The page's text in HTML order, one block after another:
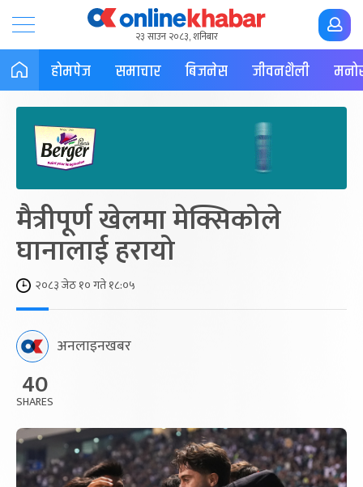
२३ साउन २०८३, शनिबार
होमपेज समाचार बिजनेस जीवनशैली
मैत्रीपूर्ण खेलमा मेक्सिकोले
घानालाई हरायो
२०८३ जेठ १० गते १८:०५
अनलाइनखबर
40
SHARES